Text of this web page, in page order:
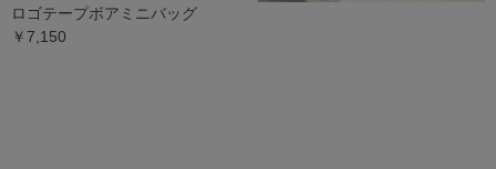
ロゴテープボアミニバッグ
￥7,150